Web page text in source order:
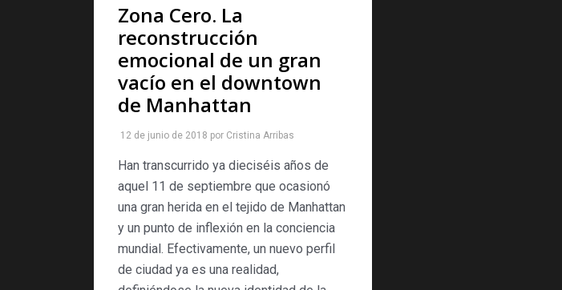
Zona Cero. La
reconstrucción
emocional de un gran
vacío en el downtown
de Manhattan
12 de junio de 2018 por Cristina Arribas
Han transcurrido ya dieciséis años de
aquel 11 de septiembre que ocasionó
una gran herida en el tejido de Manhattan
y un punto de inflexión en la conciencia
mundial. Efectivamente, un nuevo perfil
de ciudad ya es una realidad,